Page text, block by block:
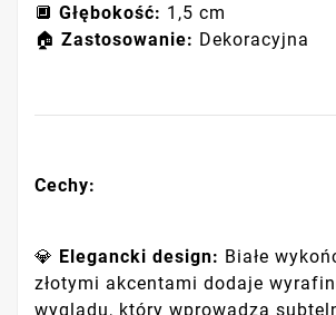
🔲 Głębokość: 1,5 cm
🏠 Zastosowanie: Dekoracyjna
Cechy:
💎 Elegancki design: Białe
złotymi akcentami dodaje
wyglądu, który wprowadza